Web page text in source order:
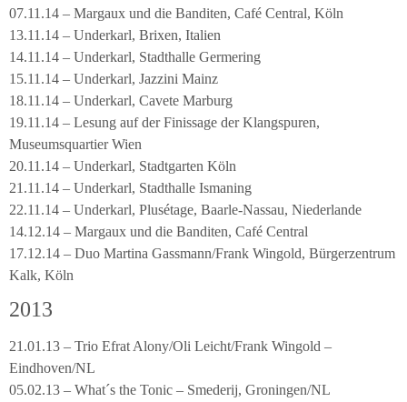
07.11.14 – Margaux und die Banditen, Café Central, Köln
13.11.14 – Underkarl, Brixen, Italien
14.11.14 – Underkarl, Stadthalle Germering
15.11.14 – Underkarl, Jazzini Mainz
18.11.14 – Underkarl, Cavete Marburg
19.11.14 – Lesung auf der Finissage der Klangspuren,
Museumsquartier Wien
20.11.14 – Underkarl, Stadtgarten Köln
21.11.14 – Underkarl, Stadthalle Ismaning
22.11.14 – Underkarl, Plusétage, Baarle-Nassau, Niederlande
14.12.14 – Margaux und die Banditen, Café Central
17.12.14 – Duo Martina Gassmann/Frank Wingold, Bürgerzentrum
Kalk, Köln
2013
21.01.13 – Trio Efrat Alony/Oli Leicht/Frank Wingold –
Eindhoven/NL
05.02.13 – What´s the Tonic – Smederij, Groningen/NL